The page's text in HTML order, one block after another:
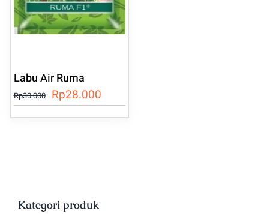
Labu Air Ruma
Rp30.000
Harga
aslinya
Rp28.000Harga
saat
Kategori produk